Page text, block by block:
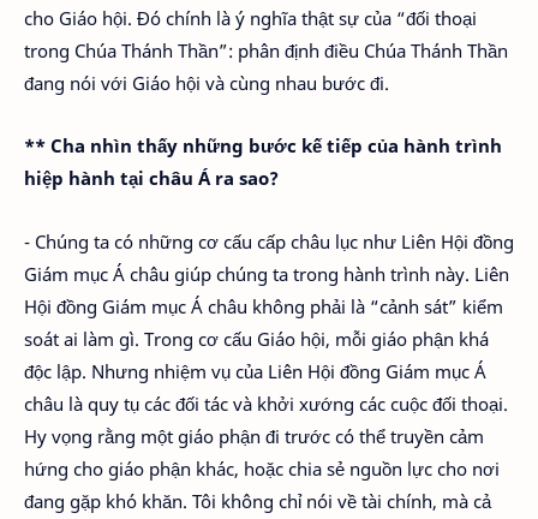
cho Giáo hội. Đó chính là ý nghĩa thật sự của “đối thoại
trong Chúa Thánh Thần”: phân định điều Chúa Thánh Thần
đang nói với Giáo hội và cùng nhau bước đi.
** Cha nhìn thấy những bước kế tiếp của hành trình
hiệp hành tại châu Á ra sao?
- Chúng ta có những cơ cấu cấp châu lục như Liên Hội đồng
Giám mục Á châu giúp chúng ta trong hành trình này. Liên
Hội đồng Giám mục Á châu không phải là “cảnh sát” kiểm
soát ai làm gì. Trong cơ cấu Giáo hội, mỗi giáo phận khá
độc lập. Nhưng nhiệm vụ của Liên Hội đồng Giám mục Á
châu là quy tụ các đối tác và khởi xướng các cuộc đối thoại.
Hy vọng rằng một giáo phận đi trước có thể truyền cảm
hứng cho giáo phận khác, hoặc chia sẻ nguồn lực cho nơi
đang gặp khó khăn. Tôi không chỉ nói về tài chính, mà cả